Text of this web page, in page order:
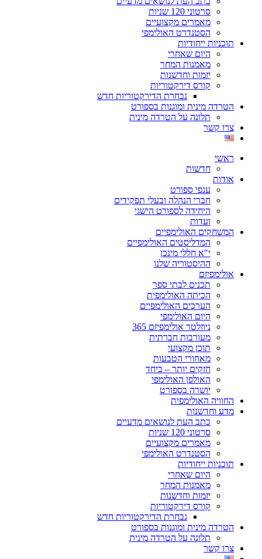
סרטוני 120 שניות
מאמרים מקצועיים
הסטנדרט האולימפי
תוכניות ייחודיות
היום שאחרי
מאמנות המחר
יזמות וחדשנות
קורס דירקטוריות
נבחרת הדירקטוריות חדש
הטרדה מינית ומוגנות בספורט
תלונה על הטרדה מינית
צרו קשר
ראשי
חדשות
אודות
ענפי ספורט
חברי הנהלה ובעלי תפקידים
היחידה לספורט הישגי
ועדות
המשחקים האולימפיים
המדליסטים האולימפיים
י"א חללי מינכן
ההיסטוריה שלנו
אולימפיזם
תכנים לבתי ספר
הכיתה האולימפית
הערכים האולימפיים
היום האולימפי
ניוזלטר אולימפיזם 365
מעורבות חברתית
תוכן מקצועי
מאחורי הטבעות
חזקים יותר – ביחד
האולפן האולימפי
יושרה בספורט
החוויה האולימפית
מדע וחדשנות
כתב העת לנושאים מדעיים
סרטוני 120 שניות
מאמרים מקצועיים
הסטנדרט האולימפי
תוכניות ייחודיות
היום שאחרי
מאמנות המחר
יזמות וחדשנות
קורס דירקטוריות
נבחרת הדירקטוריות חדש
הטרדה מינית ומוגנות בספורט
תלונה על הטרדה מינית
צרו קשר